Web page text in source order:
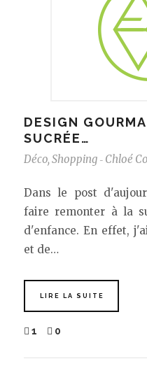
DESIGN
SUCRÉE…
Déco, Shopping - Chloé
Dans le post
faire remonter à la
d'enfance. En effet,
et de…
LIRE LA SUITE
1 0